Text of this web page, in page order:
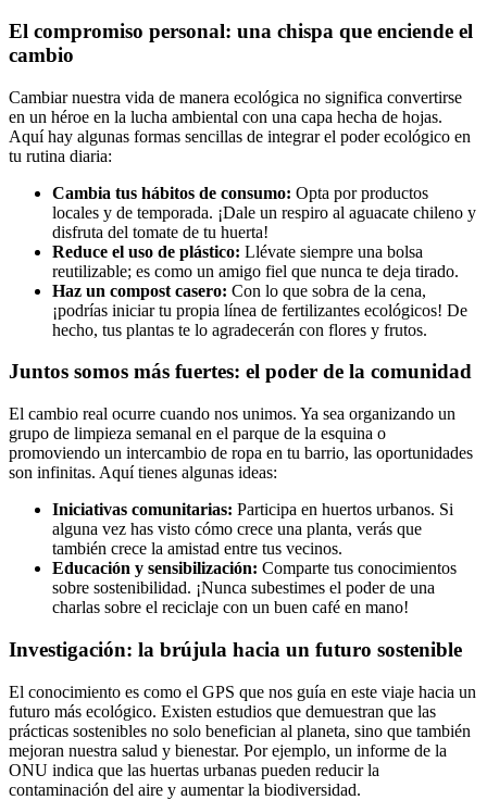
El compromiso personal: una chispa que enciende el
cambio
Cambiar nuestra vida de manera ecológica no significa convertirse
en un héroe en la lucha ambiental con una capa hecha de hojas.
Aquí hay algunas formas sencillas de integrar el poder ecológico en
tu rutina diaria:
Cambia tus hábitos de consumo: Opta por productos
locales y de temporada. ¡Dale un respiro al aguacate chileno y
disfruta del tomate de tu huerta!
Reduce el uso de plástico: Llévate siempre una bolsa
reutilizable; es como un amigo fiel que nunca te deja tirado.
Haz un compost casero: Con lo que sobra de la cena,
¡podrías iniciar tu propia línea de fertilizantes ecológicos! De
hecho, tus plantas te lo agradecerán con flores y frutos.
Juntos somos más fuertes: el poder de la comunidad
El cambio real ocurre cuando nos unimos. Ya sea organizando un
grupo de limpieza semanal en el parque de la esquina o
promoviendo un intercambio de ropa en tu barrio, las oportunidades
son infinitas. Aquí tienes algunas ideas:
Iniciativas comunitarias: Participa en huertos urbanos. Si
alguna vez has visto cómo crece una planta, verás que
también crece la amistad entre tus vecinos.
Educación y sensibilización: Comparte tus conocimientos
sobre sostenibilidad. ¡Nunca subestimes el poder de una
charlas sobre el reciclaje con un buen café en mano!
Investigación: la brújula hacia un futuro sostenible
El conocimiento es como el GPS que nos guía en este viaje hacia un
futuro más ecológico. Existen estudios que demuestran que las
prácticas sostenibles no solo benefician al planeta, sino que también
mejoran nuestra salud y bienestar. Por ejemplo, un informe de la
ONU indica que las huertas urbanas pueden reducir la
contaminación del aire y aumentar la biodiversidad.